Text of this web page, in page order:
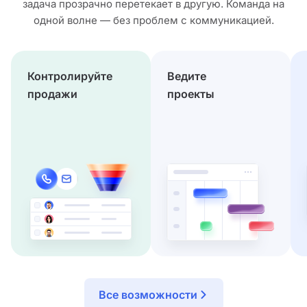
задача прозрачно перетекает в другую. Команда на
одной волне — без проблем с коммуникацией.
Контролируйте
продажи
Ведите
проекты
Все возможности